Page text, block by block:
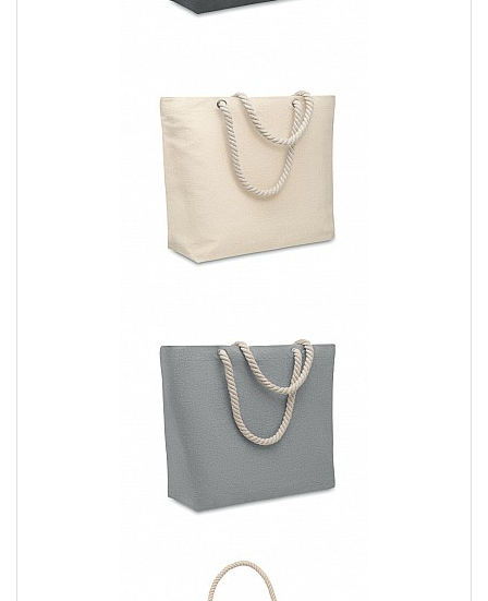
consentendoti di trasportare comodamente tutti gli
design della shopper o della sacca, puoi creare un
accessorio che rifletta al meglio il tuo stile e la tua
Le shopper e le sacche riutilizzabili
contribuiscono a ridurre l'uso di sacchetti di plastica
monouso, contribuendo a preservare l'ambiente.
Se sei un'azienda, le shopper
e le sacche personalizzate possono diventare uno
2. Come ottenere la shopper o la sacca
personalizzata perfetta
Per ottenere la shopper o la sacca personalizzata che si adatta
al meglio alle tue esigenze, segui questi semplici passaggi:
Scegli il tipo di borsa:
Seleziona la tipologia di borsa che
preferisci, tra le shopper o le sacche, in base alle tue
necessità e al tuo stile personale.
scritta da stampare sulla borsa. Assicurati che il design sia
rappresentativo del tuo stile e che rispecchi al meglio la